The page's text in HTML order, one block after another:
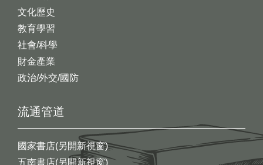
文化歷史
教育學習
社會/科學
財金產業
政治/外交/國防
流通管道
國家書店(另開新視窗)
五南書店(另開新視窗)